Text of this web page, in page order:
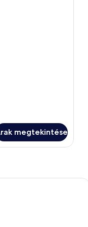
megtekintése